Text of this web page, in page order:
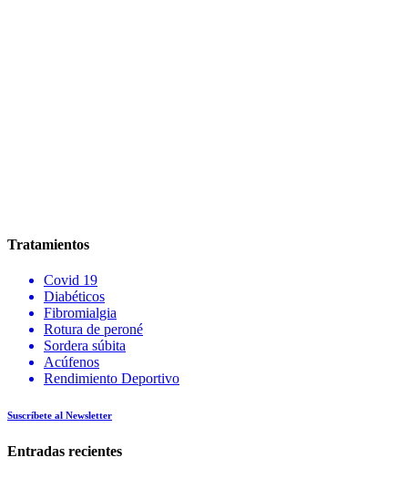
Tratamientos
Covid 19
Diabéticos
Fibromialgia
Rotura de peroné
Sordera súbita
Acúfenos
Rendimiento Deportivo
Suscríbete al Newsletter
Entradas recientes